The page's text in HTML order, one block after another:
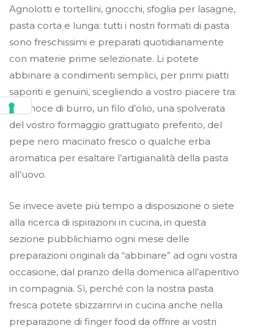
Agnolotti e tortellini, gnocchi, sfoglia per lasagne,
pasta corta e lunga: tutti i nostri formati di pasta
sono freschissimi e preparati quotidianamente
con materie prime selezionate. Li potete
abbinare a condimenti semplici, per primi piatti
saporiti e genuini, scegliendo a vostro piacere tra:
una noce di burro, un filo d’olio, una spolverata
del vostro formaggio grattugiato preferito, del
pepe nero macinato fresco o qualche erba
aromatica per esaltare l’artigianalità della pasta
all’uovo.
Se invece avete più tempo a disposizione o siete
alla ricerca di ispirazioni in cucina, in questa
sezione pubblichiamo ogni mese delle
preparazioni originali da “abbinare” ad ogni vostra
occasione, dal pranzo della domenica all’aperitivo
in compagnia. Sì, perché con la nostra pasta
fresca potete sbizzarrirvi in cucina anche nella
preparazione di finger food da offrire ai vostri